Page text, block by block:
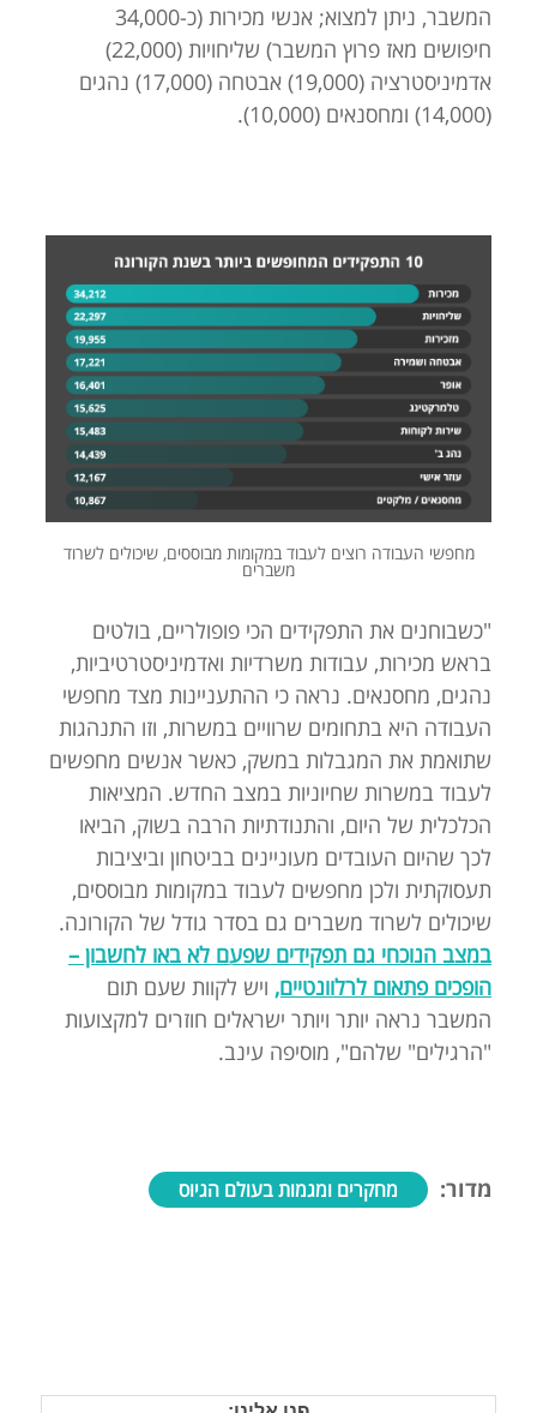
המשבר, ניתן למצוא; אנשי מכירות (כ-34,000
חיפושים מאז פרוץ המשבר) שליחויות (22,000)
אדמיניסטרציה (19,000) אבטחה (17,000) נהגים
(14,000) ומחסנאים (10,000).
מחפשי העבודה רוצים לעבוד במקומות מבוססים, שיכולים לשרוד
משברים
"כשבוחנים את התפקידים הכי פופולריים, בולטים
בראש מכירות, עבודות משרדיות ואדמיניסטרטיביות,
נהגים, מחסנאים. נראה כי ההתעניינות מצד מחפשי
העבודה היא בתחומים שרוויים במשרות, וזו התנהגות
שתואמת את המגבלות במשק, כאשר אנשים מחפשים
לעבוד במשרות שחיוניות במצב החדש. המציאות
הכלכלית של היום, והתנודתיות הרבה בשוק, הביאו
לכך שהיום העובדים מעוניינים בביטחון וביציבות
תעסוקתית ולכן מחפשים לעבוד במקומות מבוססים,
שיכולים לשרוד משברים גם בסדר גודל של הקורונה.
במצב הנוכחי גם תפקידים שפעם לא באו לחשבון –
הופכים פתאום לרלוונטיים, ויש לקוות שעם תום
המשבר נראה יותר ויותר ישראלים חוזרים למקצועות
"הרגילים" שלהם", מוסיפה עינב.
מדור: מחקרים ומגמות בעולם הגיוס